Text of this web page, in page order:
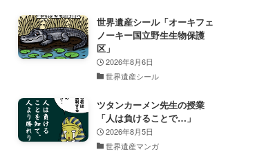
世界遺産シール「オーキフェ
ノーキー国立野生生物保護
区」
2026年8月6日
世界遺産シール
ツタンカーメン先生の授業
「人は負けることで…」
2026年8月5日
世界遺産マンガ